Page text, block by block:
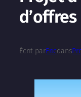
d’offres
Écrit parEricdans